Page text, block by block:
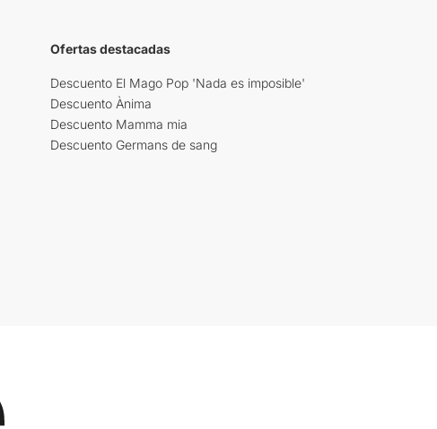
Ofertas destacadas
Descuento El Mago Pop 'Nada es imposible'
Descuento Ànima
Descuento Mamma mia
Descuento Germans de sang